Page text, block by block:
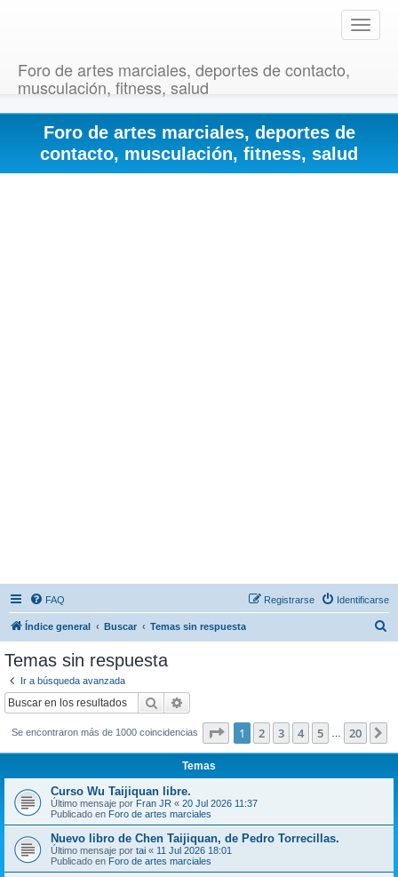
T
o
e
v
Foro de artes marciales, deportes de contacto,
musculación, fitness, salud
Foro de artes marciales, deportes de
contacto, musculación, fitness, salud
FAQ Identificarse
Registrarse
Índice general Buscar Temas sin respuesta
Temas sin respuesta
Ir a búsqueda avanzada
Buscar
Se encontraron más de 1000 coincidencias Página de 20
1 2 3 4 5 20
Temas
Curso Wu Taijiquan libre.
Último mensaje por Fran JR « 20 Jul 2026 11:37
Publicado en Foro de artes marciales
Nuevo libro de Chen Taijiquan, de Pedro Torrecillas.
Último mensaje por tai « 11 Jul 2026 18:01
Publicado en Foro de artes marciales